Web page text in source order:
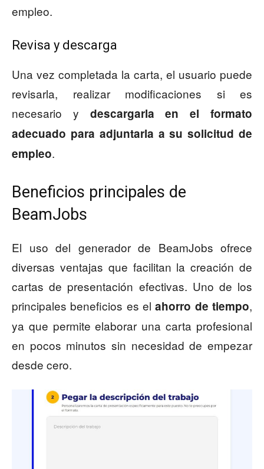
empleo.
Revisa y descarga
Una vez completada la carta, el usuario puede
revisarla, realizar modificaciones si es
necesario y descargarla en el formato
adecuado para adjuntarla a su solicitud de
empleo.
Beneficios principales de
BeamJobs
El uso del generador de BeamJobs ofrece
diversas ventajas que facilitan la creación de
cartas de presentación efectivas. Uno de los
principales beneficios es elahorro de tiempo,
ya que permite elaborar una carta profesional
en pocos minutos sin necesidad de empezar
desde cero.